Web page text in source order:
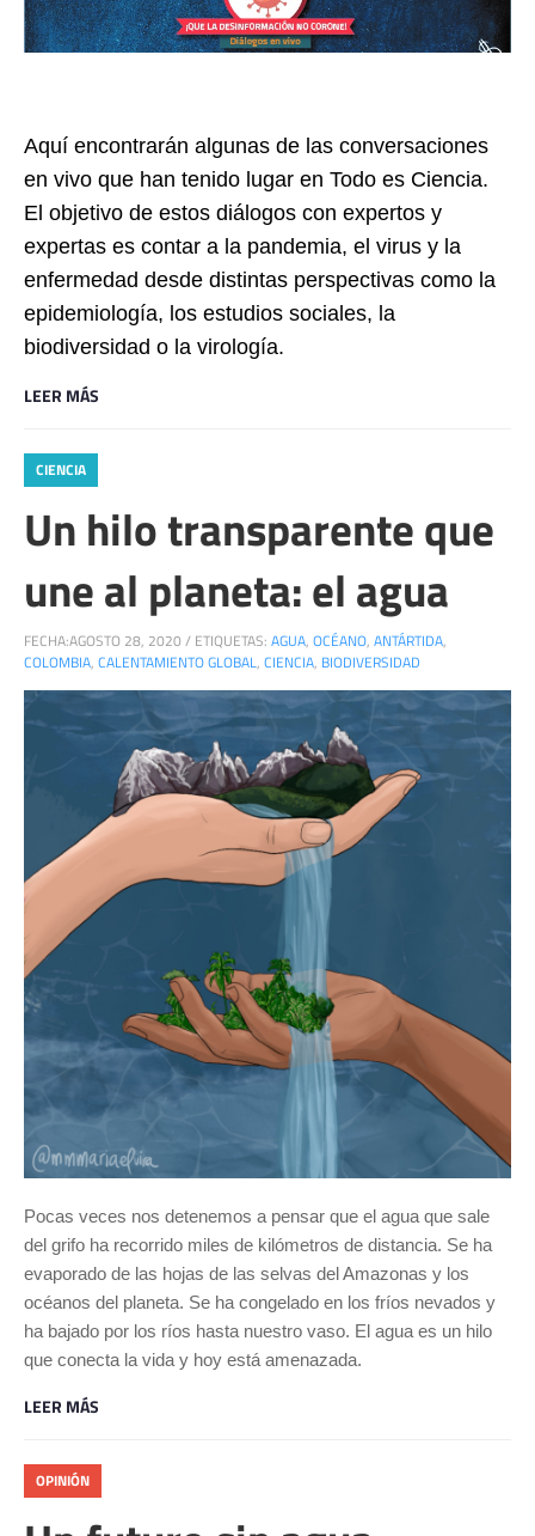
Aquí encontrarán algunas de las conversaciones
en vivo que han tenido lugar en Todo es Ciencia.
El objetivo de estos diálogos con expertos y
expertas es contar a la pandemia, el virus y la
enfermedad desde distintas perspectivas como la
epidemiología, los estudios sociales, la
biodiversidad o la virología.
LEER MÁS
CIENCIA
Un hilo transparente que
une al planeta: el agua
FECHA:AGOSTO 28, 2020 / ETIQUETAS: AGUA, OCÉANO, ANTÁRTIDA,
COLOMBIA, CALENTAMIENTO GLOBAL, CIENCIA, BIODIVERSIDAD
Pocas veces nos detenemos a pensar que el agua que sale
del grifo ha recorrido miles de kilómetros de distancia. Se ha
evaporado de las hojas de las selvas del Amazonas y los
océanos del planeta. Se ha congelado en los fríos nevados y
ha bajado por los ríos hasta nuestro vaso. El agua es un hilo
que conecta la vida y hoy está amenazada.
LEER MÁS
OPINIÓN